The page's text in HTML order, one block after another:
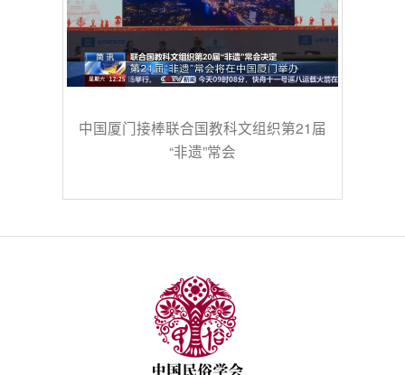
中国厦门接棒联合国教科文组织第21届
“非遗”常会